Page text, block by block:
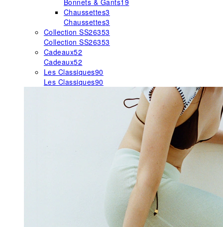
Bonnets & Gants19
Chaussettes3
Chaussettes3
Collection SS26353
Collection SS26353
Cadeaux52
Cadeaux52
Les Classiques90
Les Classiques90